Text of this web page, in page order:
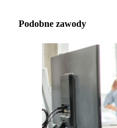
Podobne zawody